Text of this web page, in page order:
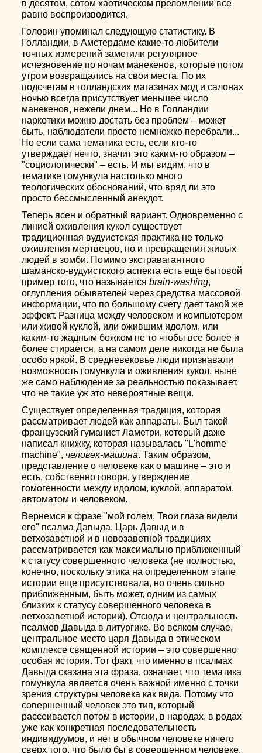
в десятом, сотом хаотическом преломлении все
равно воспроизводится.
Головин упоминал следующую статистику. В
Голландии, в Амстердаме какие-то любители
точных измерений заметили регулярное
исчезновение по ночам манекенов, которые потом
утром возвращались на свои места. По их
подсчетам в голландских магазинах мод и салонах
ночью всегда присутствует меньшее число
манекенов, нежели днем... Но в Голландии
наркотики можно достать без проблем – может
быть, наблюдатели просто немножко перебрали...
Но если сама тематика есть, если кто-то
утверждает нечто, значит это каким-то образом –
"социологически" – есть. И мы видим, что в
тематике гомункула настолько много
теологических обоснований, что вряд ли это
просто бессмысленный анекдот.
Теперь ясен и обратный вариант. Одновременно с
линией оживления кукол существует
традиционная вудуистская практика не только
оживления мертвецов, но и превращения живых
людей в зомби. Помимо экстравагантного
шаманско-вудуистского аспекта есть еще бытовой
пример того, что называетсяbrain-washing,
оглупления обывателей через средства массовой
информации, что по большому счету дает такой же
эффект. Разница между человеком и компьютером
или живой куклой, или ожившим идолом, или
каким-то жадным божком не то чтобы все более и
более стирается, а на самом деле никогда не была
особо яркой. В средневековье люди признавали
возможность гомункула и оживления кукол, ныне
же само наблюдение за реальностью показывает,
что не такие уж это невероятные вещи.
Существует определенная традиция, которая
рассматривает людей как аппараты. Был такой
французский гуманист Ламетри, который даже
написал книжку, которая называлась "L'homme
machine", человек-машина. Таким образом,
представление о человеке как о машине – это и
есть, собственно говоря, утверждение
гомогенности между идолом, куклой, аппаратом,
автоматом и человеком.
Вернемся к фразе "мой голем, Твои глаза видели
его" псалма Давыда. Царь Давыд и в
ветхозаветной и в новозаветной традициях
рассматривается как максимально приближенный
к статусу совершенного человека (не полностью,
конечно, поскольку этика на определенном этапе
истории еще присутствовала, но очень сильно
приближенным, быть может, одним из самых
близких к статусу совершенного человека в
ветхозаветной истории). Отсюда и центральность
псалмов Давыда в литургике. Во всяком случае,
центральное место царя Давыда в этическом
комплексе священной истории – это совершенно
особая история. Тот факт, что именно в псалмах
Давыда сказана эта фраза, означает, что тематика
гомункула является очень важной именно с точки
зрения структуры человека как вида. Потому что
совершенный человек это тип, который
рассеивается потом в истории, в народах, в родах
уже как конкретная последовательность
индивидуумов, и нет в обычном человеке ничего
сверх того, что было бы в совершенном человеке.